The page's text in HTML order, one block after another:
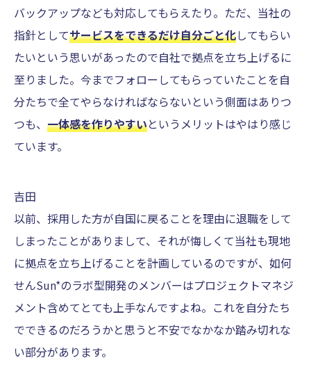
バックアップなども対応してもらえたり。ただ、当社の
指針としてサービスをできるだけ自分ごと化してもらい
たいという思いがあったので自社で拠点を立ち上げるに
至りました。今までフォローしてもらっていたことを自
分たちで全てやらなければならないという側面はありつ
つも、 一体感を作りやすいというメリットはやはり感じ
ています。
吉田
以前、採用した方が自国に戻ることを理由に退職をして
しまったことがありまして、それが悔しくて当社も現地
に拠点を立ち上げることを計画しているのですが、如何
せんSun*のラボ型開発のメンバーはプロジェクトマネジ
メント含めてとても上手なんですよね。これを自分たち
でできるのだろうかと思うと不安でなかなか踏み切れな
い部分があります。